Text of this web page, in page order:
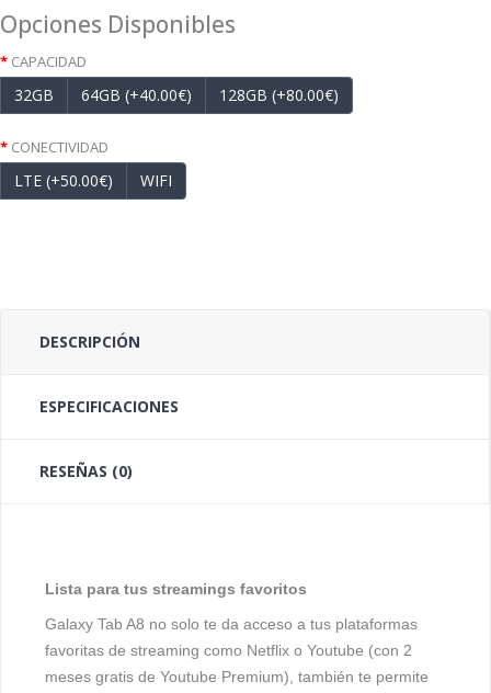
Opciones Disponibles
CAPACIDAD
32GB 64GB (+40.00€) 128GB (+80.00€)
CONECTIVIDAD
LTE (+50.00€) WIFI
DESCRIPCIÓN
ESPECIFICACIONES
RESEÑAS (0)
Lista para tus streamings favoritos
Galaxy Tab A8 no solo te da acceso a tus plataformas
favoritas de streaming como Netflix o Youtube (con 2
meses gratis de Youtube Premium), también te permite